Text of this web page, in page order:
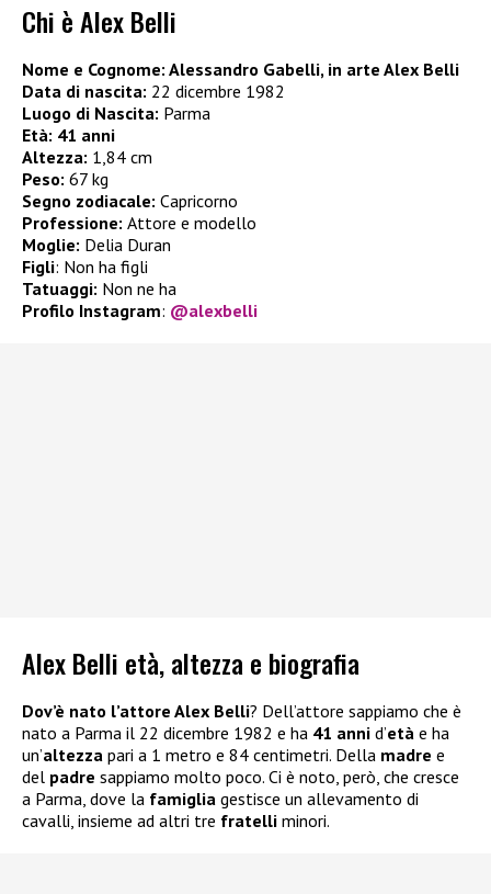
Chi è Alex Belli
Nome e Cognome: Alessandro Gabelli, in arte Alex Belli
Data di nascita: 22 dicembre 1982
Luogo di Nascita: Parma
Età: 41 anni
Altezza: 1,84 cm
Peso: 67 kg
Segno zodiacale: Capricorno
Professione: Attore e modello
Moglie: Delia Duran
Figli: Non ha figli
Tatuaggi: Non ne ha
Profilo Instagram: @alexbelli
Alex Belli età, altezza e biografia
Dov’è nato l’attore Alex Belli? Dell’attore sappiamo che è
nato a Parma il 22 dicembre 1982 e ha 41 anni d’età e ha
un’altezza pari a 1 metro e 84 centimetri. Della madre e
del padre sappiamo molto poco. Ci è noto, però, che cresce
a Parma, dove la famiglia gestisce un allevamento di
cavalli, insieme ad altri tre fratelli minori.